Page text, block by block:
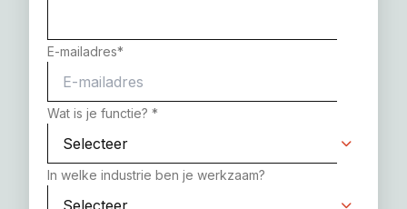
E-mailadres*
Wat is je functie? *
In welke industrie ben je werkzaam?